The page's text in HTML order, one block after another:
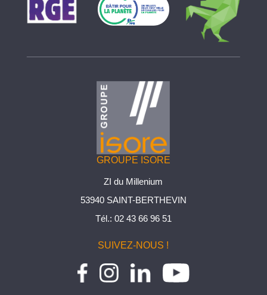
GROUPE ISORE
ZI du Millenium
53940 SAINT-BERTHEVIN
Tél.: 02 43 66 96 51
SUIVEZ-NOUS !